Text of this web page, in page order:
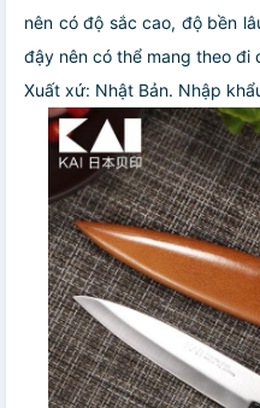
nên có độ sắc cao, độ bền
đậy nên có thể mang theo đi
Xuất xứ: Nhật Bản. Nhập